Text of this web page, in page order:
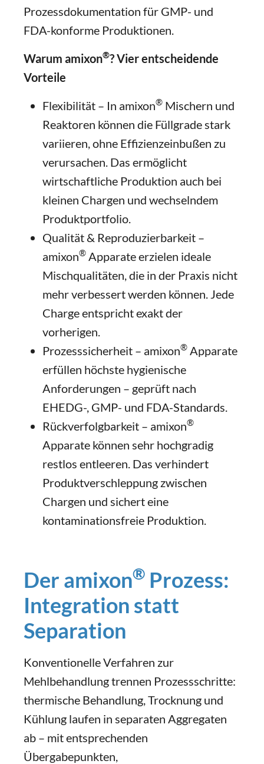
Prozessdokumentation für GMP- und
FDA-konforme Produktionen.
Warum amixon®? Vier entscheidende
Vorteile
Flexibilität – In amixon® Mischern und
Reaktoren können die Füllgrade stark
variieren, ohne Effizienzeinbußen zu
verursachen. Das ermöglicht
wirtschaftliche Produktion auch bei
kleinen Chargen und wechselndem
Produktportfolio.
Qualität & Reproduzierbarkeit –
amixon® Apparate erzielen ideale
Mischqualitäten, die in der Praxis nicht
mehr verbessert werden können. Jede
Charge entspricht exakt der
vorherigen.
Prozesssicherheit – amixon® Apparate
erfüllen höchste hygienische
Anforderungen – geprüft nach
EHEDG-, GMP- und FDA-Standards.
Rückverfolgbarkeit – amixon®
Apparate können sehr hochgradig
restlos entleeren. Das verhindert
Produktverschleppung zwischen
Chargen und sichert eine
kontaminationsfreie Produktion.
Der amixon® Prozess:
Integration statt
Separation
Konventionelle Verfahren zur
Mehlbehandlung trennen Prozessschritte:
thermische Behandlung, Trocknung und
Kühlung laufen in separaten Aggregaten
ab – mit entsprechenden
Übergabepunkten,